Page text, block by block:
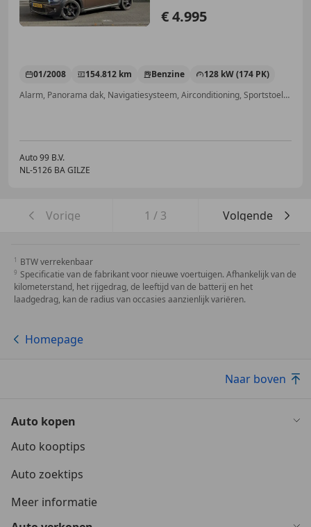
€ 4.995
01/2008 154.812 km Benzine
128 kW (174 PK)
Alarm, Panorama dak, Navigatiesysteem, Airconditioning, Sportstoelen, Automatische klimaatregeling, Xenon verlichting, Centrale vergrendeling
Auto 99 B.V.
NL-5126 BA GILZE
Vorige 1 / 3 Volgende
BTW verrekenbaar
Specificatie van de fabrikant voor nieuwe voertuigen. Afhankelijk van de
kilometerstand, het rijgedrag, de leeftijd van de batterij en het
laadgedrag, kan de radius van occasies aanzienlijk variëren.
Homepage
Naar boven
Auto kopen
Auto kooptips
Auto zoektips
Meer informatie